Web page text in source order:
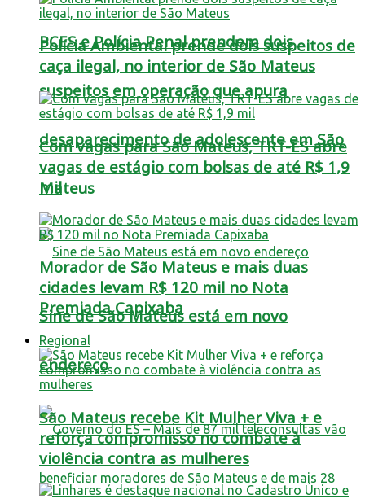
PCES e Polícia Penal prendem dois
suspeitos em operação que apura
desaparecimento de adolescente em São
Mateus
Sine de São Mateus está em novo
endereço
Polícia Ambiental prende dois suspeitos de
caça ilegal, no interior de São Mateus
Com vagas para São Mateus, TRT-ES abre
vagas de estágio com bolsas de até R$ 1,9
mil
Morador de São Mateus e mais duas
cidades levam R$ 120 mil no Nota
Premiada Capixaba
Regional
São Mateus recebe Kit Mulher Viva + e
reforça compromisso no combate à
violência contra as mulheres